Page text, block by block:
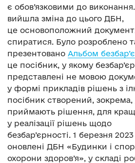
є обов’язковими до
вийшла зміна до цього ДБН,
це основоположний
спиратися. Було розроблено
презентовано Альбом
це посібник, у якому
представлені не мовою
у формі прикладів рішень з
посібник створений,
приймають рішення, для
у реалізації рішень щодо
безбар’єрності. 1 березня
оновлені ДБН «Будинки і
охорони здоров’я», у складі